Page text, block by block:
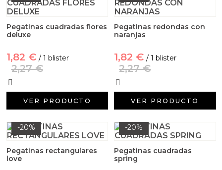
Pegatinas cuadradas flores
deluxe
1,82 € / 1 blister
2,27 €
VER PRODUCTO
Pegatinas redondas con
naranjas
1,82 € / 1 blister
2,27 €
VER PRODUCTO
-20%
Pegatinas rectangulares
love
-20%
Pegatinas cuadradas
spring